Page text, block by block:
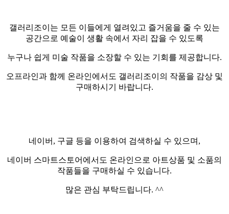
갤러리조이는 모든 이들에게 열려있고 즐거움을 줄 수 있는
공간으로 예술이 생활 속에서 자리 잡을 수 있도록
누구나 쉽게 미술 작품을 소장할 수 있는 기회를 제공합니다.
오프라인과 함께 온라인에서도 갤러리조이의 작품을 감상 및
구매하시기 바랍니다.
네이버 , 구글 등을 이용하여 검색하실 수 있으며 ,
네이버 스마트스토어에서도 온라인으로 아트상품 및 소품의
작품들을 구매하실 수 있습니다.
많은 관심 부탁드립니다. ^^